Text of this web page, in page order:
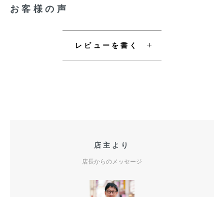
お客様の声
レビューを書く
店主より
店長からのメッセージ